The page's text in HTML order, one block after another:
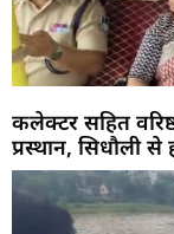
कलेक्टर सहित
प्रस्थान, सिधौली